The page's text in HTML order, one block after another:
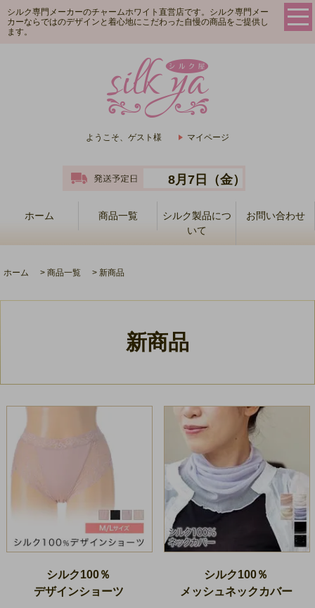
シルク専門メーカーのチャームホワイト直営店です。シルク専門メー
カーならではのデザインと着心地にこだわった自慢の商品をご提供し
ます。
ようこそ、ゲスト様 マイページ
8月7日（金）
ホーム 商品一覧
シルク製品につ
いて
お問い合わせ
ホーム > 商品一覧 > 新商品
新商品
シルク100％
デザインショーツ
シルク100％
メッシュネックカバー